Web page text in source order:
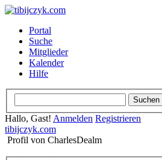
Portal
Suche
Mitglieder
Kalender
Hilfe
Hallo, Gast! Anmelden Registrieren
tibijczyk.com
Profil von CharlesDealm